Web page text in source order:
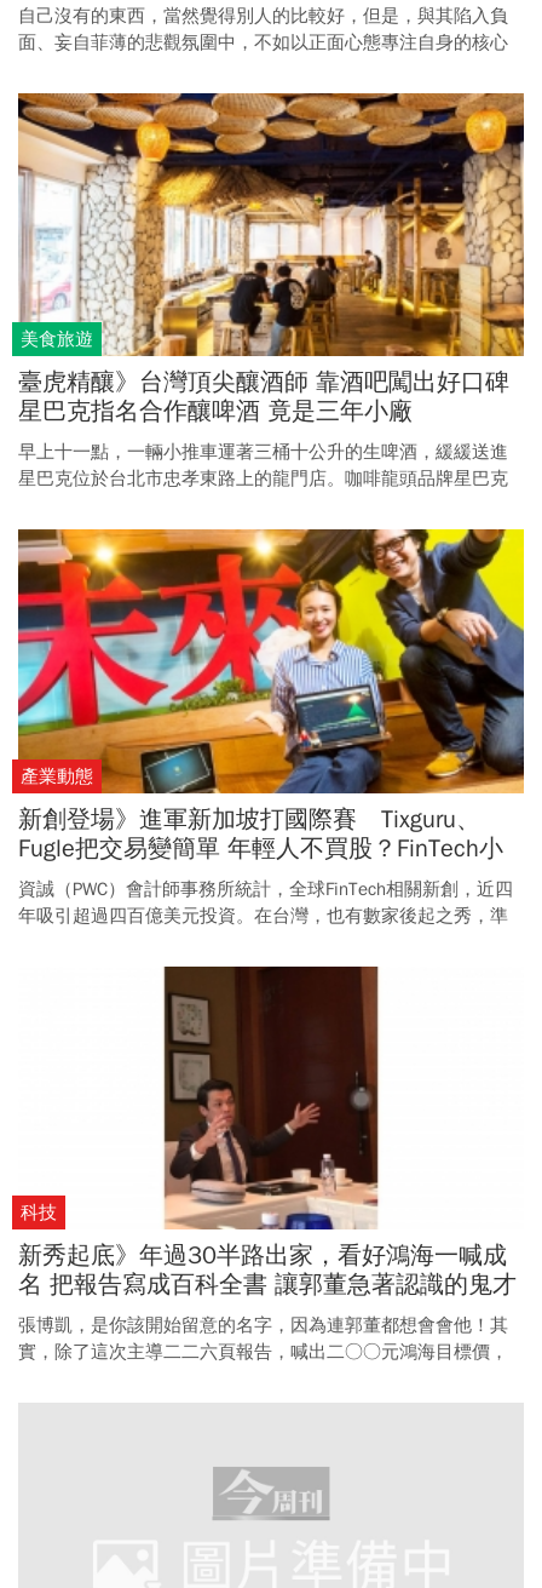
自己沒有的東西，當然覺得別人的比較好，但是，與其陷入負
面、妄自菲薄的悲觀氛圍中，不如以正面心態專注自身的核心
美食旅遊
臺虎精釀》台灣頂尖釀酒師 靠酒吧闖出好口碑
星巴克指名合作釀啤酒 竟是三年小廠
早上十一點，一輛小推車運著三桶十公升的生啤酒，緩緩送進
星巴克位於台北市忠孝東路上的龍門店。咖啡龍頭品牌星巴克
由台灣在地品牌「臺虎精釀」為星巴克打造的啤酒。
產業動態
新創登場》進軍新加坡打國際賽 Tixguru、
Fugle把交易變簡單 年輕人不買股？FinTech小
尖兵出招
資誠（PWC）會計師事務所統計，全球FinTech相關新創，近四
年吸引超過四百億美元投資。在台灣，也有數家後起之秀，準
科技
新秀起底》年過30半路出家，看好鴻海一喊成
名 把報告寫成百科全書 讓郭董急著認識的鬼才
分析師
張博凱，是你該開始留意的名字，因為連郭董都想會會他！其
實，除了這次主導二二六頁報告，喊出二○○元鴻海目標價，
更二度奪下年度分析師票選冠軍。